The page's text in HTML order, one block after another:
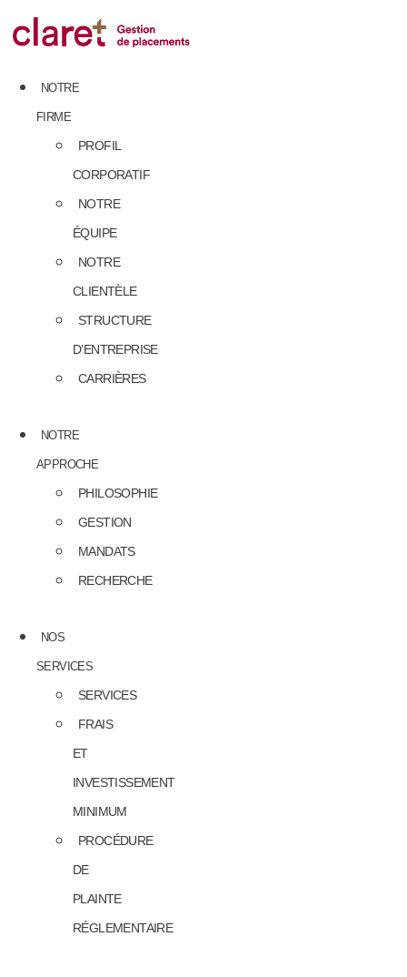
to
content
NOTRE
FIRME
PROFIL
CORPORATIF
NOTRE
ÉQUIPE
NOTRE
CLIENTÈLE
STRUCTURE
D’ENTREPRISE
CARRIÈRES
NOTRE
APPROCHE
PHILOSOPHIE
GESTION
MANDATS
RECHERCHE
NOS
SERVICES
SERVICES
FRAIS
ET
INVESTISSEMENT
MINIMUM
PROCÉDURE
DE
PLAINTE
RÉGLEMENTAIRE